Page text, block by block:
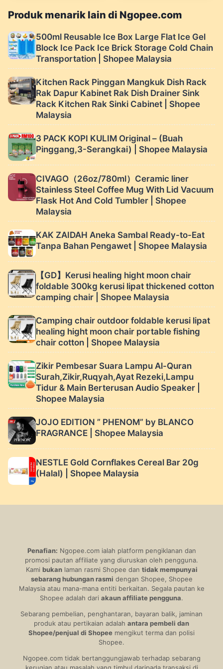
Produk menarik lain di Ngopee.com
500ml Reusable Ice Box Large Flat Ice Gel
Block Ice Pack Ice Brick Storage Cold Chain
Transportation | Shopee Malaysia
Kitchen Rack Pinggan Mangkuk Dish Rack
Rak Dapur Kabinet Rak Dish Drainer Sink
Rack Kitchen Rak Sinki Cabinet | Shopee
Malaysia
3 PACK KOPI KULIM Original – (Buah
Pinggang,3-Serangkai) | Shopee Malaysia
CIVAGO（26oz/780ml）Ceramic liner
Stainless Steel Coffee Mug With Lid Vacuum
Flask Hot And Cold Tumbler | Shopee
Malaysia
KAK ZAIDAH Aneka Sambal Ready-to-Eat
Tanpa Bahan Pengawet | Shopee Malaysia
【GD】Kerusi healing hight moon chair
foldable 300kg kerusi lipat thickened cotton
camping chair | Shopee Malaysia
Camping chair outdoor foldable kerusi lipat
healing hight moon chair portable fishing
chair cotton | Shopee Malaysia
Zikir Pembesar Suara Lampu Al-Quran
Surah,Zikir,Ruqyah,Ayat Rezeki,Lampu
Tidur & Main Berterusan Audio Speaker |
Shopee Malaysia
JOJO EDITION ” PHENOM” by BLANCO
FRAGRANCE | Shopee Malaysia
NESTLE Gold Cornflakes Cereal Bar 20g
(Halal) | Shopee Malaysia
Penafian: Ngopee.com ialah platform pengiklanan dan
promosi pautan affiliate yang diuruskan oleh pengguna.
Kami bukanlaman rasmi Shopee dan tidak mempunyai
sebarang hubungan rasmi dengan Shopee, Shopee
Malaysia atau mana-mana entiti berkaitan. Segala pautan ke
Shopee adalah dari akaun affiliate pengguna.
Sebarang pembelian, penghantaran, bayaran balik, jaminan
produk atau pertikaian adalah antara pembeli dan
Shopee/penjual di Shopee mengikut terma dan polisi
Shopee.
Ngopee.com tidak bertanggungjawab terhadap sebarang